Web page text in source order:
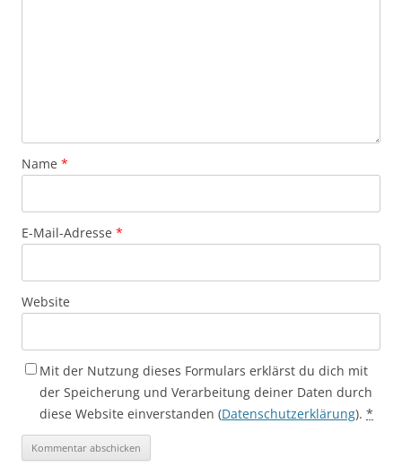
Name *
E-Mail-Adresse *
Website
Mit der Nutzung dieses Formulars erklärst du dich mit
der Speicherung und Verarbeitung deiner Daten durch
diese Website einverstanden (Datenschutzerklärung). *